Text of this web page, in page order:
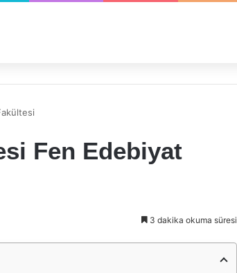
Fen Edebiyat
3 dakika okuma süresi